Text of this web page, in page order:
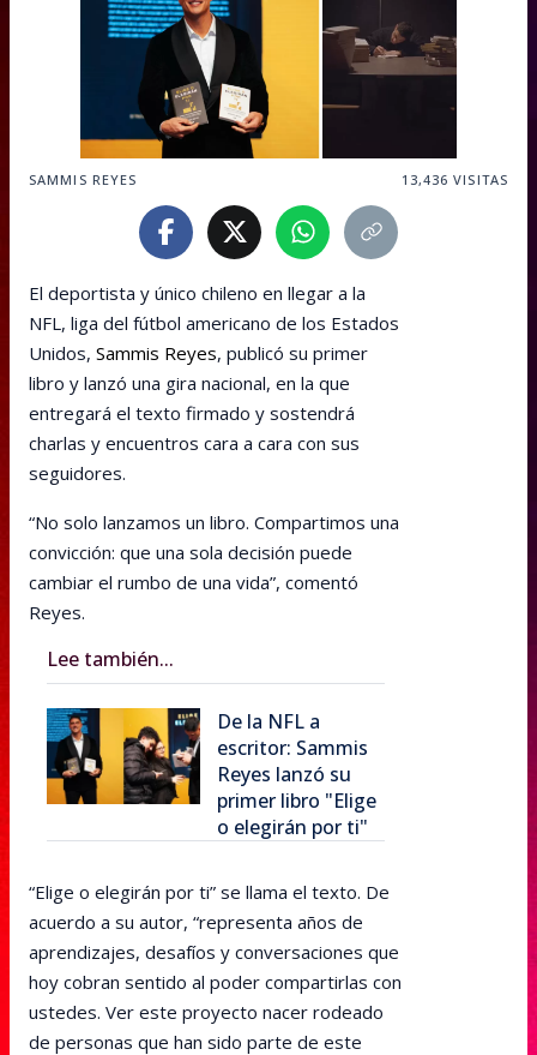
SAMMIS REYES 13,436 VISITAS
El deportista y único chileno en llegar a la
NFL, liga del fútbol americano de los Estados
Unidos, Sammis Reyes, publicó su primer
libro y lanzó una gira nacional, en la que
entregará el texto firmado y sostendrá
charlas y encuentros cara a cara con sus
seguidores.
“No solo lanzamos un libro. Compartimos una
convicción: que una sola decisión puede
cambiar el rumbo de una vida”, comentó
Reyes.
Lee también...
De la NFL a
escritor: Sammis
Reyes lanzó su
primer libro "Elige
o elegirán por ti"
“Elige o elegirán por ti” se llama el texto. De
acuerdo a su autor, “representa años de
aprendizajes, desafíos y conversaciones que
hoy cobran sentido al poder compartirlas con
ustedes. Ver este proyecto nacer rodeado
de personas que han sido parte de este